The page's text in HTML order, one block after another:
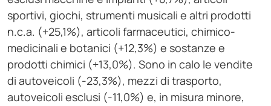
sportivi, giochi, strumenti musicali e altri prodotti
n.c.a. (+25,1%), articoli farmaceutici, chimico-
medicinali e botanici (+12,3%) e sostanze e
prodotti chimici (+13,0%). Sono in calo le vendite
di autoveicoli (-23,3%), mezzi di trasporto,
autoveicoli esclusi (-11,0%) e, in misura minore,